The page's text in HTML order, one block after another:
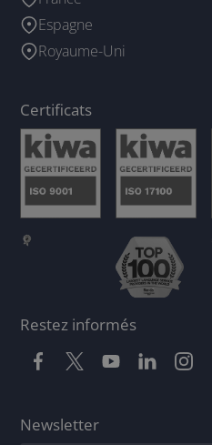
Espagne
Royaume-Uni
Certificats
Restez informés
Newsletter